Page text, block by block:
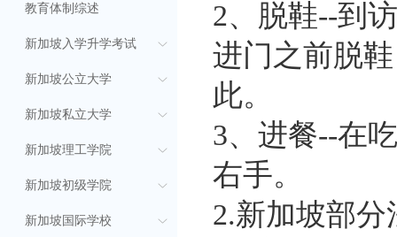
教育体制综述
新加坡入学升学考试
新加坡公立大学
新加坡私立大学
新加坡理工学院
新加坡初级学院
新加坡国际学校
2、脱鞋--到
进门之前脱
此。
3、进餐--在
右手。
2.新加坡部分